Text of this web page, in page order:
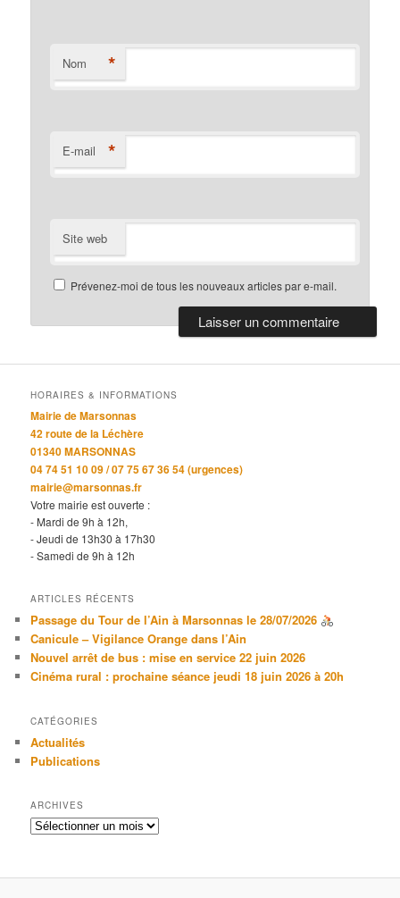
Nom *
E-mail *
Site web
Prévenez-moi de tous les nouveaux articles par e-mail.
HORAIRES & INFORMATIONS
Mairie de Marsonnas
42 route de la Léchère
01340 MARSONNAS
04 74 51 10 09 / 07 75 67 36 54 (urgences)
mairie@marsonnas.fr
Votre mairie est ouverte :
- Mardi de 9h à 12h,
- Jeudi de 13h30 à 17h30
- Samedi de 9h à 12h
ARTICLES RÉCENTS
Passage du Tour de l’Ain à Marsonnas le 28/07/2026
Canicule – Vigilance Orange dans l’Ain
Nouvel arrêt de bus : mise en service 22 juin 2026
Cinéma rural : prochaine séance jeudi 18 juin 2026 à 20h
CATÉGORIES
Actualités
Publications
ARCHIVES
Archives